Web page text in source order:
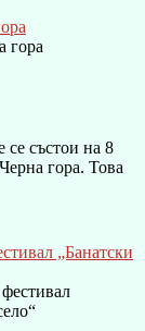
се състои на 8
гора. Това
„Банатски